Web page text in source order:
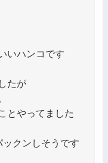
いハンコです
たが
とやってました
クンしそうです